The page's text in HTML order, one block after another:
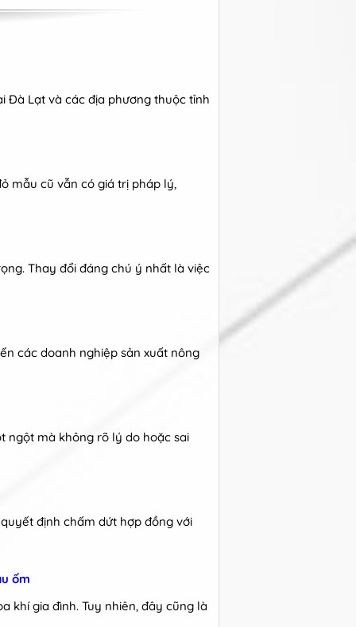
Đà Lạt và các địa phương thuộc tỉnh
mẫu cũ vẫn có giá trị pháp lý,
Thay đổi đáng chú ý nhất là việc
các doanh nghiệp sản xuất nông
ngột mà không rõ lý do hoặc sai
định chấm dứt hợp đồng với
ốm
khí gia đình. Tuy nhiên, đây cũng là